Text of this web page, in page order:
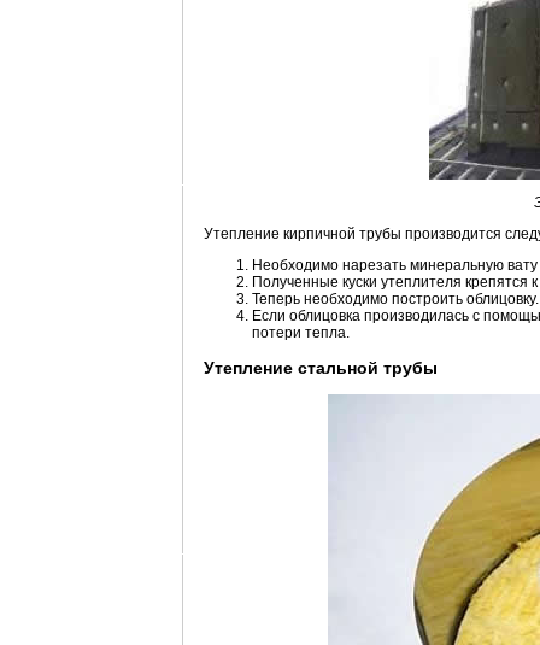
Утепление кирпичной трубы производится
Необходимо нарезать минеральную
Полученные куски утеплителя
Теперь необходимо построить
Если облицовка производилась с
потери тепла.
Утепление стальной трубы